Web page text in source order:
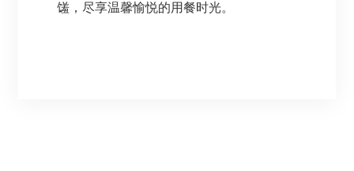
馐，尽享温馨愉悦的用餐时光。